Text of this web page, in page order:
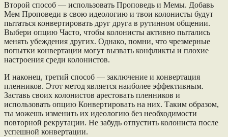
Второй способ — использовать Проповедь и Мемы. Добавь
Мем Проповеди в свою идеологию и твои колонисты будут
пытаться конвертировать друг друга в рутинном общении.
Выбери опцию Часто, чтобы колонисты активно пытались
менять убеждения других. Однако, помни, что чрезмерные
попытки конвертации могут вызвать конфликты и плохие
настроения среди колонистов.
И наконец, третий способ — заключение и конвертация
пленников. Этот метод является наиболее эффективным.
Заставь своих колонистов арестовать пленников и
использовать опцию Конвертировать на них. Таким образом,
ты можешь изменить их идеологию без необходимости
повторной рекрутации. Не забудь отпустить колониста после
успешной конвертации.